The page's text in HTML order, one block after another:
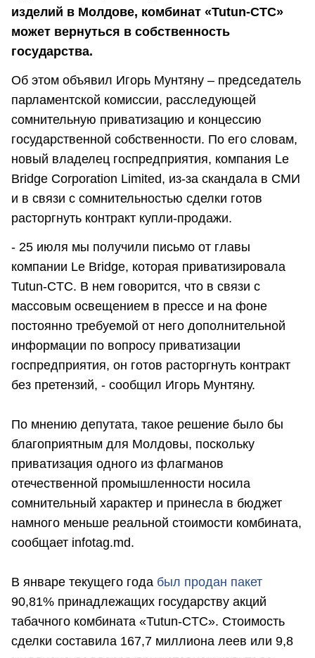
изделий в Молдове, комбинат «Tutun-CTC»
может вернуться в собственность
государства.
Об этом объявил Игорь Мунтяну – председатель
парламентской комиссии, расследующей
сомнительную приватизацию и концессию
государственной собственности. По его словам,
новый владелец госпредприятия, компания Le
Bridge Corporation Limited, из-за скандала в СМИ
и в связи с сомнительностью сделки готов
расторгнуть контракт купли-продажи.
- 25 июля мы получили письмо от главы
компании Lе Bridge, которая приватизировала
Tutun-CTC. В нем говорится, что в связи с
массовым освещением в прессе и на фоне
постоянно требуемой от него дополнительной
информации по вопросу приватизации
госпредприятия, он готов расторгнуть контракт
без претензий, - сообщил Игорь Мунтяну.
По мнению депутата, такое решение было бы
благоприятным для Молдовы, поскольку
приватизация одного из флагманов
отечественной промышленности носила
сомнительный характер и принесла в бюджет
намного меньше реальной стоимости комбината,
сообщает infotag.md.
В январе текущего года был продан пакет
90,81% принадлежащих государству акций
табачного комбината «Tutun-CTC». Стоимость
сделки составила 167,7 миллиона леев или 9,8